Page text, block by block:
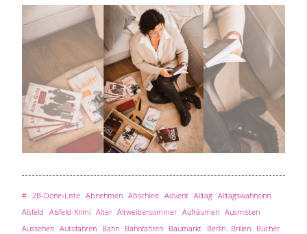
# 2B-Done-Liste Abnehmen Abschied Advent Alltag Alltagswahnsinn
Alsfeld Alsfeld-Krimi Alter Altweibersommer Aufräumen Ausmisten
Aussehen Autofahren Bahn Bahnfahren Baumarkt Berlin Brillen Bücher